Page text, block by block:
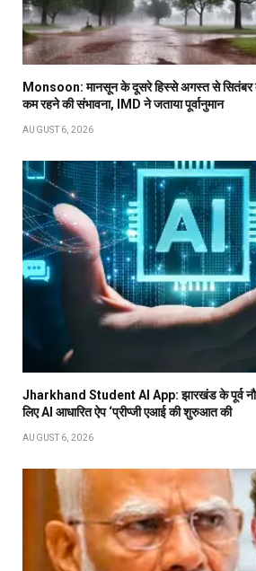
Monsoon: मानसून के दूसरे हिस्से अगस्त से सितंबर
कम रहने की संभावना, IMD ने जताया पूर्वानुमान
AUGUST 6, 2026
Jharkhand Student AI App: झारखंड के पूर्व
लिए AI आधारित ऐप ‘प्रीप्जी एआई की शुरुआत की
AUGUST 6, 2026